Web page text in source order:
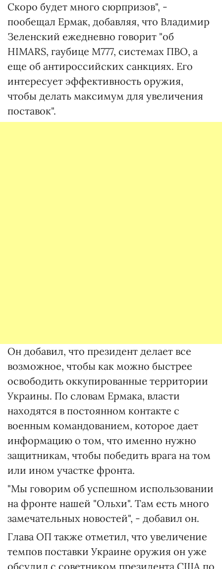
Скоро будет много сюрпризов", -
пообещал Ермак, добавляя, что Владимир
Зеленский ежедневно говорит "об
HIMARS, гаубице M777, системах ПВО, а
еще об антироссийских санкциях. Его
интересует эффективность оружия,
чтобы делать максимум для увеличения
поставок".
Он добавил, что президент делает все
возможное, чтобы как можно быстрее
освободить оккупированные территории
Украины. По словам Ермака, власти
находятся в постоянном контакте с
военным командованием, которое дает
информацию о том, что именно нужно
защитникам, чтобы победить врага на том
или ином участке фронта.
"Мы говорим об успешном использовании
на фронте нашей "Ольхи". Там есть много
замечательных новостей", - добавил он.
Глава ОП также отметил, что увеличение
темпов поставки Украине оружия он уже
обсудил с советником президента США по